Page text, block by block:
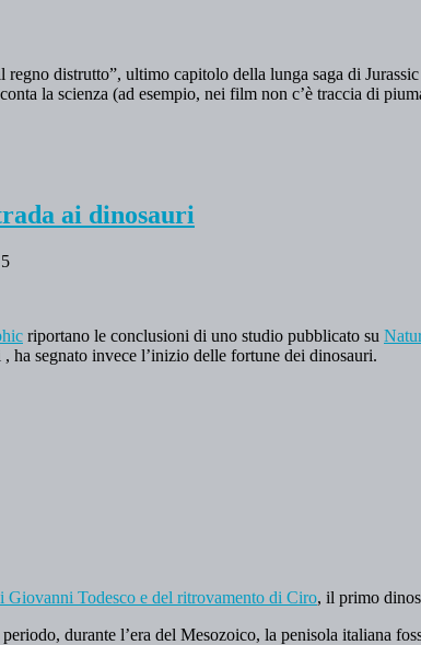
distrutto”, ultimo capitolo della lunga saga di
la scienza (ad esempio, nei film non c’è traccia di
ai dinosauri
5
riportano le conclusioni di uno studio pubblicato su
ha segnato invece l’inizio delle fortune dei dinosauri.
Giovanni Todesco e del ritrovamento di Ciro, il primo
durante l’era del Mesozoico, la penisola italiana